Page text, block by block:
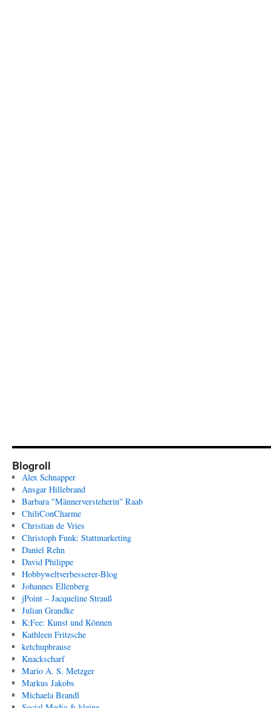
Blogroll
Alex Schnapper
Ansgar Hillebrand
Barbara "Männerversteherin" Raab
ChiliConCharme
Christian de Vries
Christoph Funk: Stattmarketing
Daniel Rehn
David Philippe
Hobbyweltverbesserer-Blog
Johannes Ellenberg
jPoint – Jacqueline Strauß
Julian Grandke
K:Fee: Kunst und Können
Kathleen Fritzsche
ketchupbrause
Knackscharf
Mario A. S. Metzger
Markus Jakobs
Michaela Brandl